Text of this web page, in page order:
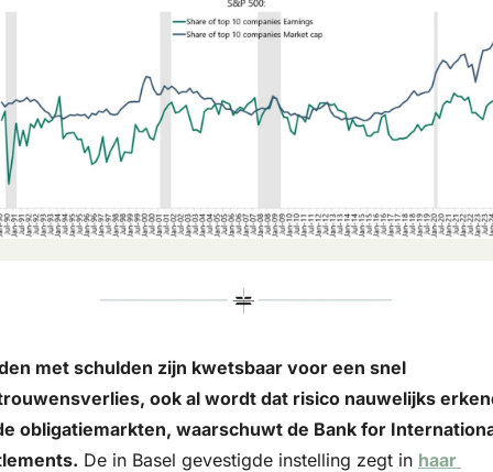
met schulden zijn kwetsbaar voor een snel
ook al wordt dat risico nauwelijks
obligatiemarkten, waarschuwt de Bank for
De in Basel gevestigde instelling zegt in haar